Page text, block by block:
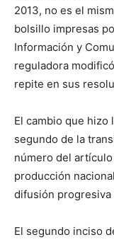
2013, no es el
bolsillo impresas
Información y
reguladora
repite en sus
El cambio que hizo
segundo de la
número del
producción
difusión
El segundo inciso